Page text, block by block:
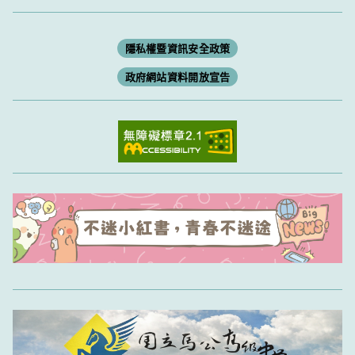
隱私權暨資訊安全政策
政府網站資料開放宣告